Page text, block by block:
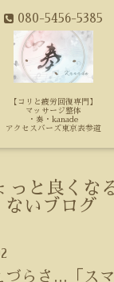
080-5456-5385
【コリと疲労回復専門】
マッサージ整体
・奏・kanade
アクセスバーズ東京表参道
っと良くな
ないブログ
づらさ...「ス